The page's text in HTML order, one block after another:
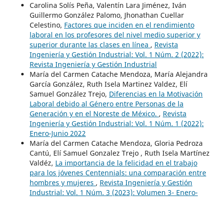
Carolina Solís Peña, Valentín Lara Jiménez, Iván
Guillermo González Palomo, Jhonathan Cuellar
Celestino, Factores que inciden en el rendimiento
laboral en los profesores del nivel medio superior y
superior durante las clases en línea , Revista
Ingeniería y Gestión Industrial: Vol. 1 Núm. 2 (2022):
Revista Ingeniería y Gestión Industrial
María del Carmen Catache Mendoza, María Alejandra
García González, Ruth Isela Martinez Valdez, Elí
Samuel González Trejo, Diferencias en la Motivación
Laboral debido al Género entre Personas de la
Generación y en el Noreste de México. , Revista
Ingeniería y Gestión Industrial: Vol. 1 Núm. 1 (2022):
Enero-Junio 2022
María del Carmen Catache Mendoza, Gloria Pedroza
Cantú, Elí Samuel Gonzalez Trejo , Ruth Isela Martínez
Valdéz, La importancia de la felicidad en el trabajo
para los jóvenes Centennials: una comparación entre
hombres y mujeres , Revista Ingeniería y Gestión
Industrial: Vol. 1 Núm. 3 (2023): Volumen 3- Enero-